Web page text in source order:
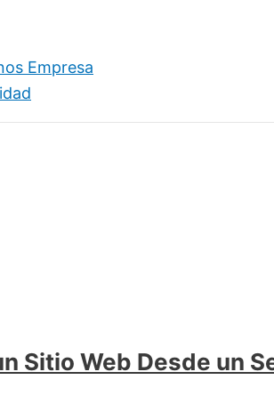
Empresa
Sitio Web Desde un